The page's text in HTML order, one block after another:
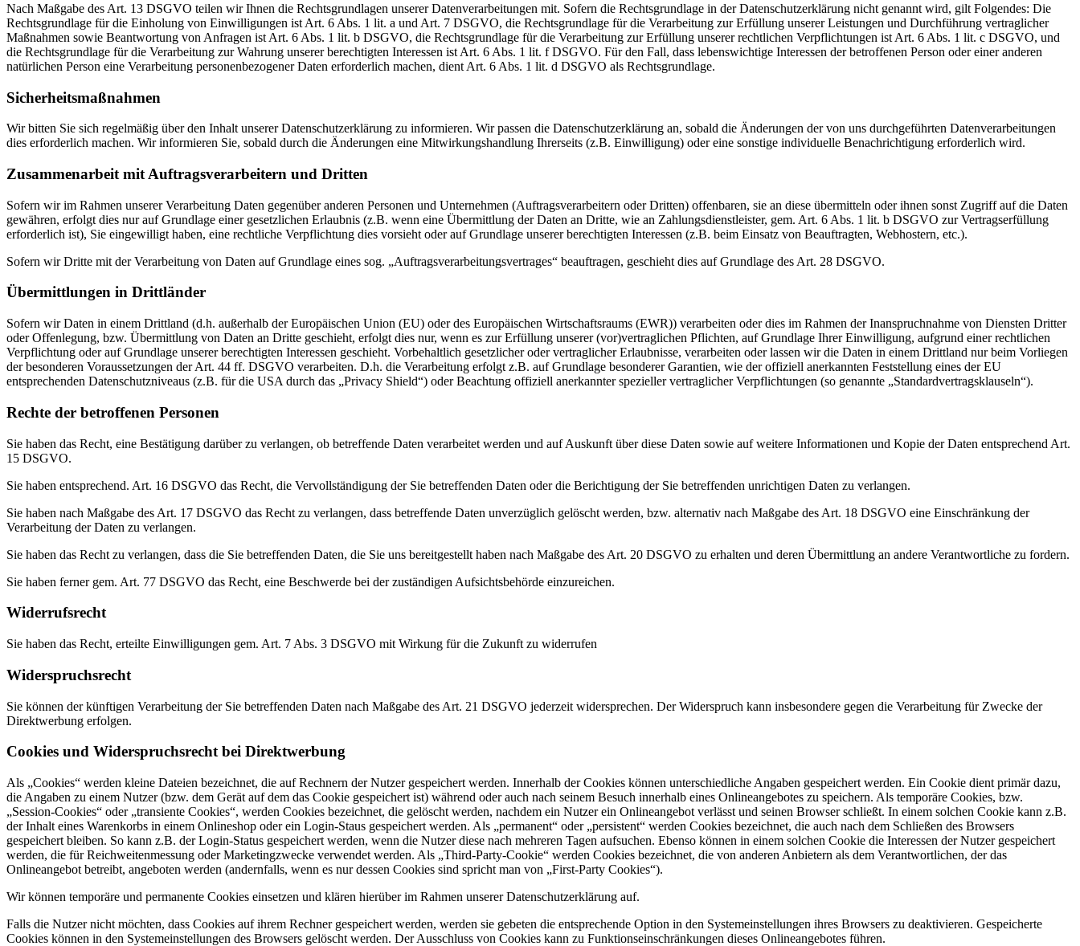
Nach Maßgabe des Art. 13 DSGVO teilen wir Ihnen die Rechtsgrundlagen unserer Datenverarbeitungen mit. Sofern die Rechtsgrundlage in der Datenschutzerklärung nicht genannt wird, gilt Folgendes: Die
Rechtsgrundlage für die Einholung von Einwilligungen ist Art. 6 Abs. 1 lit. a und Art. 7 DSGVO, die Rechtsgrundlage für die Verarbeitung zur Erfüllung unserer Leistungen und Durchführung vertraglicher
Maßnahmen sowie Beantwortung von Anfragen ist Art. 6 Abs. 1 lit. b DSGVO, die Rechtsgrundlage für die Verarbeitung zur Erfüllung unserer rechtlichen Verpflichtungen ist Art. 6 Abs. 1 lit. c DSGVO, und
die Rechtsgrundlage für die Verarbeitung zur Wahrung unserer berechtigten Interessen ist Art. 6 Abs. 1 lit. f DSGVO. Für den Fall, dass lebenswichtige Interessen der betroffenen Person oder einer anderen
natürlichen Person eine Verarbeitung personenbezogener Daten erforderlich machen, dient Art. 6 Abs. 1 lit. d DSGVO als Rechtsgrundlage.
Sicherheitsmaßnahmen
Wir bitten Sie sich regelmäßig über den Inhalt unserer Datenschutzerklärung zu informieren. Wir passen die Datenschutzerklärung an, sobald die Änderungen der von uns durchgeführten Datenverarbeitungen
dies erforderlich machen. Wir informieren Sie, sobald durch die Änderungen eine Mitwirkungshandlung Ihrerseits (z.B. Einwilligung) oder eine sonstige individuelle Benachrichtigung erforderlich wird.
Zusammenarbeit mit Auftragsverarbeitern und Dritten
Sofern wir im Rahmen unserer Verarbeitung Daten gegenüber anderen Personen und Unternehmen (Auftragsverarbeitern oder Dritten) offenbaren, sie an diese übermitteln oder ihnen sonst Zugriff auf die Daten
gewähren, erfolgt dies nur auf Grundlage einer gesetzlichen Erlaubnis (z.B. wenn eine Übermittlung der Daten an Dritte, wie an Zahlungsdienstleister, gem. Art. 6 Abs. 1 lit. b DSGVO zur Vertragserfüllung
erforderlich ist), Sie eingewilligt haben, eine rechtliche Verpflichtung dies vorsieht oder auf Grundlage unserer berechtigten Interessen (z.B. beim Einsatz von Beauftragten, Webhostern, etc.).
Sofern wir Dritte mit der Verarbeitung von Daten auf Grundlage eines sog. „Auftragsverarbeitungsvertrages“ beauftragen, geschieht dies auf Grundlage des Art. 28 DSGVO.
Übermittlungen in Drittländer
Sofern wir Daten in einem Drittland (d.h. außerhalb der Europäischen Union (EU) oder des Europäischen Wirtschaftsraums (EWR)) verarbeiten oder dies im Rahmen der Inanspruchnahme von Diensten Dritter
oder Offenlegung, bzw. Übermittlung von Daten an Dritte geschieht, erfolgt dies nur, wenn es zur Erfüllung unserer (vor)vertraglichen Pflichten, auf Grundlage Ihrer Einwilligung, aufgrund einer rechtlichen
Verpflichtung oder auf Grundlage unserer berechtigten Interessen geschieht. Vorbehaltlich gesetzlicher oder vertraglicher Erlaubnisse, verarbeiten oder lassen wir die Daten in einem Drittland nur beim Vorliegen
der besonderen Voraussetzungen der Art. 44 ff. DSGVO verarbeiten. D.h. die Verarbeitung erfolgt z.B. auf Grundlage besonderer Garantien, wie der offiziell anerkannten Feststellung eines der EU
entsprechenden Datenschutzniveaus (z.B. für die USA durch das „Privacy Shield“) oder Beachtung offiziell anerkannter spezieller vertraglicher Verpflichtungen (so genannte „Standardvertragsklauseln“).
Rechte der betroffenen Personen
Sie haben das Recht, eine Bestätigung darüber zu verlangen, ob betreffende Daten verarbeitet werden und auf Auskunft über diese Daten sowie auf weitere Informationen und Kopie der Daten entsprechend Art.
15 DSGVO.
Sie haben entsprechend. Art. 16 DSGVO das Recht, die Vervollständigung der Sie betreffenden Daten oder die Berichtigung der Sie betreffenden unrichtigen Daten zu verlangen.
Sie haben nach Maßgabe des Art. 17 DSGVO das Recht zu verlangen, dass betreffende Daten unverzüglich gelöscht werden, bzw. alternativ nach Maßgabe des Art. 18 DSGVO eine Einschränkung der
Verarbeitung der Daten zu verlangen.
Sie haben das Recht zu verlangen, dass die Sie betreffenden Daten, die Sie uns bereitgestellt haben nach Maßgabe des Art. 20 DSGVO zu erhalten und deren Übermittlung an andere Verantwortliche zu fordern.
Sie haben ferner gem. Art. 77 DSGVO das Recht, eine Beschwerde bei der zuständigen Aufsichtsbehörde einzureichen.
Widerrufsrecht
Sie haben das Recht, erteilte Einwilligungen gem. Art. 7 Abs. 3 DSGVO mit Wirkung für die Zukunft zu widerrufen
Widerspruchsrecht
Sie können der künftigen Verarbeitung der Sie betreffenden Daten nach Maßgabe des Art. 21 DSGVO jederzeit widersprechen. Der Widerspruch kann insbesondere gegen die Verarbeitung für Zwecke der
Direktwerbung erfolgen.
Cookies und Widerspruchsrecht bei Direktwerbung
Als „Cookies“ werden kleine Dateien bezeichnet, die auf Rechnern der Nutzer gespeichert werden. Innerhalb der Cookies können unterschiedliche Angaben gespeichert werden. Ein Cookie dient primär dazu,
die Angaben zu einem Nutzer (bzw. dem Gerät auf dem das Cookie gespeichert ist) während oder auch nach seinem Besuch innerhalb eines Onlineangebotes zu speichern. Als temporäre Cookies, bzw.
„Session-Cookies“ oder „transiente Cookies“, werden Cookies bezeichnet, die gelöscht werden, nachdem ein Nutzer ein Onlineangebot verlässt und seinen Browser schließt. In einem solchen Cookie kann z.B.
der Inhalt eines Warenkorbs in einem Onlineshop oder ein Login-Staus gespeichert werden. Als „permanent“ oder „persistent“ werden Cookies bezeichnet, die auch nach dem Schließen des Browsers
gespeichert bleiben. So kann z.B. der Login-Status gespeichert werden, wenn die Nutzer diese nach mehreren Tagen aufsuchen. Ebenso können in einem solchen Cookie die Interessen der Nutzer gespeichert
werden, die für Reichweitenmessung oder Marketingzwecke verwendet werden. Als „Third-Party-Cookie“ werden Cookies bezeichnet, die von anderen Anbietern als dem Verantwortlichen, der das
Onlineangebot betreibt, angeboten werden (andernfalls, wenn es nur dessen Cookies sind spricht man von „First-Party Cookies“).
Wir können temporäre und permanente Cookies einsetzen und klären hierüber im Rahmen unserer Datenschutzerklärung auf.
Falls die Nutzer nicht möchten, dass Cookies auf ihrem Rechner gespeichert werden, werden sie gebeten die entsprechende Option in den Systemeinstellungen ihres Browsers zu deaktivieren. Gespeicherte
Cookies können in den Systemeinstellungen des Browsers gelöscht werden. Der Ausschluss von Cookies kann zu Funktionseinschränkungen dieses Onlineangebotes führen.